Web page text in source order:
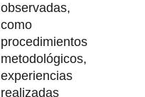
observadas,
como
procedimientos
metodológicos,
experiencias
realizadas